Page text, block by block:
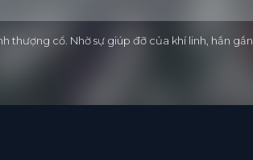
thượng cổ. Nhờ sự giúp đỡ của khí linh, hắn